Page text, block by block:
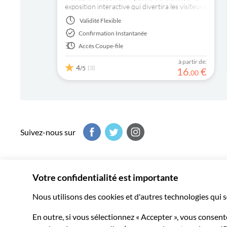
exposition interactive qui divertira les visiteurs
en mettant leurs sens et leur esprit à l'épreuve,
parvenant à faire douter de leur perception.
Validité Flexible
Confirmation Instantanée
Accès Coupe-file
4/5 (3)
à partir de:
16,00 €
Suivez-nous sur
Musement vous fait vivre le meilleur de chaque